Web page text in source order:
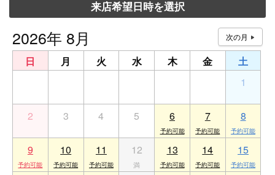
来店希望日時を選択
2026年 8月
日 月 火 水 木 金
土
1
2 3 4 5 6 7 8
9 10 11 12 13 14 15